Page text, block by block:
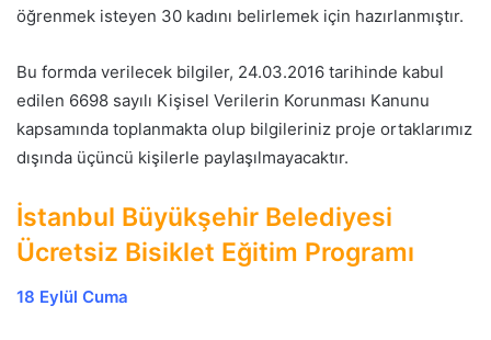
öğrenmek isteyen 30 kadını belirlemek için hazırlanmıştır.
Bu formda verilecek bilgiler, 24.03.2016 tarihinde kabul
edilen 6698 sayılı Kişisel Verilerin Korunması Kanunu
kapsamında toplanmakta olup bilgileriniz proje ortaklarımız
dışında üçüncü kişilerle paylaşılmayacaktır.
İstanbul Büyükşehir Belediyesi
Ücretsiz Bisiklet Eğitim Programı
18 Eylül Cuma